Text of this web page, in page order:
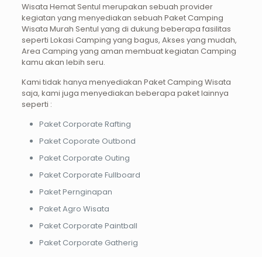
Wisata Hemat Sentul merupakan sebuah provider
kegiatan yang menyediakan sebuah Paket Camping
Wisata Murah Sentul yang di dukung beberapa fasilitas
seperti Lokasi Camping yang bagus, Akses yang mudah,
Area Camping yang aman membuat kegiatan Camping
kamu akan lebih seru.
Kami tidak hanya menyediakan Paket Camping Wisata
saja, kami juga menyediakan beberapa paket lainnya
seperti :
Paket Corporate Rafting
Paket Coporate Outbond
Paket Corporate Outing
Paket Corporate Fullboard
Paket Pernginapan
Paket Agro Wisata
Paket Corporate Paintball
Paket Corporate Gatherig